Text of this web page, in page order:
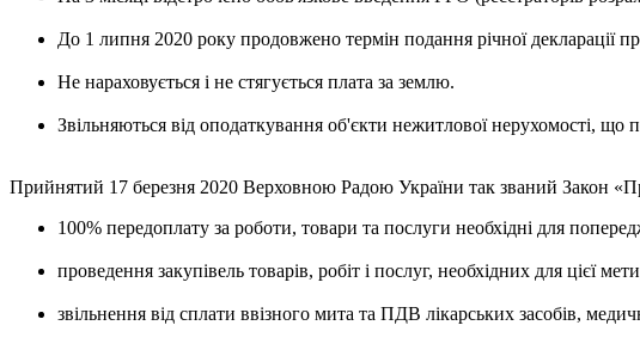
До 1 липня 2020 року продовжено термін подання річної декларації
Не нараховується і не стягується плата за землю.
Звільняються від оподаткування об'єкти нежитлової нерухомості,
Прийнятий 17 березня 2020 Верховною Радою України так званий Закон
100% передоплату за роботи, товари та послуги необхідні для
проведення закупівель товарів, робіт і послуг, необхідних для цієї
звільнення від сплати ввізного мита та ПДВ лікарських засобів,